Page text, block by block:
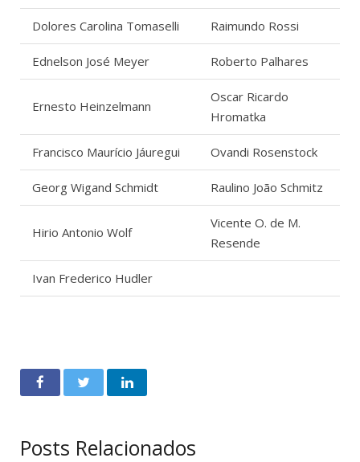
Dolores Carolina Tomaselli Raimundo Rossi
Ednelson José Meyer Roberto Palhares
Ernesto Heinzelmann
Oscar Ricardo
Hromatka
Francisco Maurício Jáuregui Ovandi Rosenstock
Georg Wigand Schmidt Raulino João Schmitz
Hirio Antonio Wolf
Vicente O. de M.
Resende
Ivan Frederico Hudler
Posts Relacionados